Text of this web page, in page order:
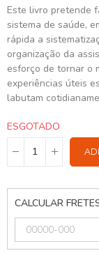
Este livro pretende
sistema de saúde,
rápida a
organização da
esforço de tornar o
experiências úteis
labutam
ESGOTADO
CALCULAR